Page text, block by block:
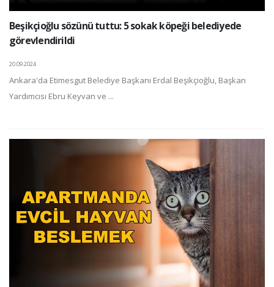
Beşikçioğlu sözünü tuttu: 5 sokak köpeği belediyede
görevlendirildi
20.09.2024
Ankara'da Etimesgut Belediye Başkanı Erdal Beşikçioğlu, Başkan
Yardımcısı Ebru Keyvan ve ...